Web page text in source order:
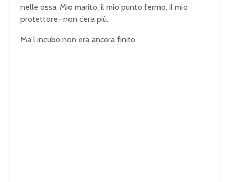
nelle ossa. Mio marito, il mio punto fermo, il mio
protettore—non c’era più.
Ma l’incubo non era ancora finito.